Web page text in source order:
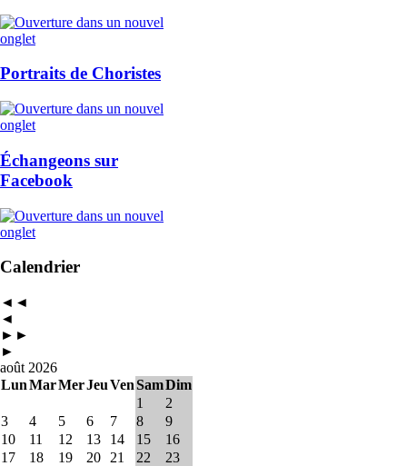
Portraits de Choristes
Échangeons sur
Facebook
Calendrier
◄◄
◄
►►
►
août 2026
LunMarMerJeuVenSamDim
1
2
3
4 5 6 7 8
9
10
11 12 13 14 15
16
17
18 19 20 21 22
23